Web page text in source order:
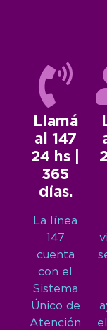
Llamá
al 147
24 hs |
365
días.
La línea
147
cuenta
con el
Sistema
Único de
Atención